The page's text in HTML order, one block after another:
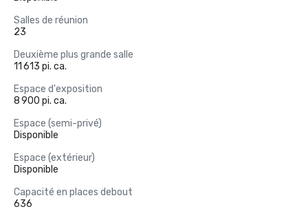
Salles de réunion
23
Deuxième plus grande salle
11 613 pi. ca.
Espace d'exposition
8 900 pi. ca.
Espace (semi-privé)
Disponible
Espace (extérieur)
Disponible
Capacité en places debout
636